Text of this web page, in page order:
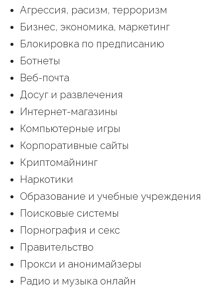
Агрессия, расизм, терроризм
Бизнес, экономика, маркетинг
Блокировка по предписанию
Ботнеты
Веб-почта
Досуг и развлечения
Интернет-магазины
Компьютерные игры
Корпоративные сайты
Криптомайнинг
Наркотики
Образование и учебные учреждения
Поисковые системы
Порнография и секс
Правительство
Прокси и анонимайзеры
Радио и музыка онлайн